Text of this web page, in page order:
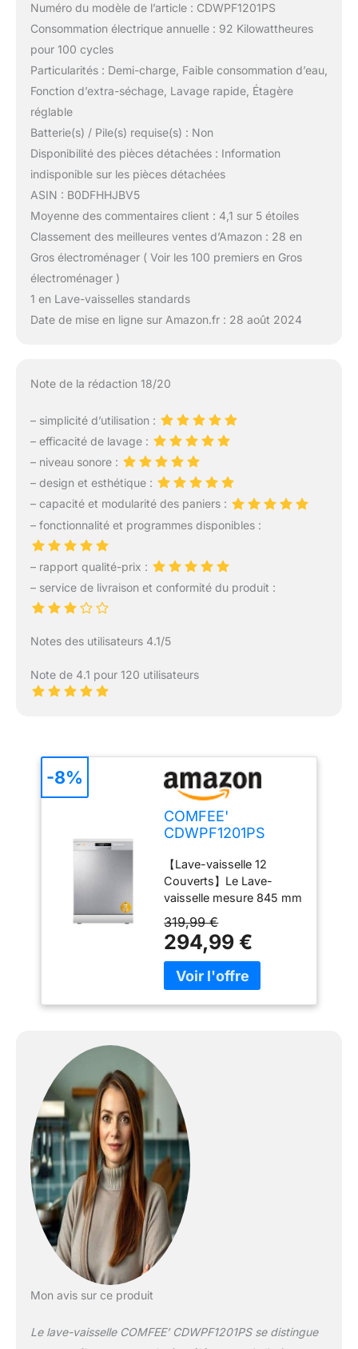
Numéro du modèle de l’article : CDWPF1201PS
Consommation électrique annuelle : 92 Kilowattheures
pour 100 cycles
Particularités : Demi-charge, Faible consommation d’eau,
Fonction d’extra-séchage, Lavage rapide, Étagère
réglable
Batterie(s) / Pile(s) requise(s) : Non
Disponibilité des pièces détachées : Information
indisponible sur les pièces détachées
ASIN : B0DFHHJBV5
Moyenne des commentaires client : 4,1 sur 5 étoiles
Classement des meilleures ventes d’Amazon : 28 en
Gros électroménager ( Voir les 100 premiers en Gros
électroménager )
1 en Lave-vaisselles standards
Date de mise en ligne sur Amazon.fr : 28 août 2024
Note de la rédaction 18/20
– simplicité d’utilisation :
– efficacité de lavage :
– niveau sonore :
– design et esthétique :
– capacité et modularité des paniers :
– fonctionnalité et programmes disponibles :
– rapport qualité-prix :
– service de livraison et conformité du produit :
Notes des utilisateurs 4.1/5
Note de 4.1 pour 120 utilisateurs
COMFEE'
CDWPF1201PS
Libre,12 Couverts,
60 cm
【Lave-vaisselle 12
Couverts】Le Lave-
vaisselle mesure 845 mm
de haut, 598 mm de long
et 600 mm de large,
offrant un grand espace
pour charger maximal de
vaisselles. Le panier à
300 mm de diamètre, si
nécessaire. 【Séchage
Intensif】La fonction de
séchage intensif offre un
séchage complet (sauf
pour les cycles Rapide et
Autonettoyant) sans qu'il
soit nécessaire d’utiliser
une serviette
supplémentaire.
【Lavage Rapide de 30
en 30 minutes si vous
319,99 €
294,99 €
-8%
Mon avis sur ce produit
Le lave-vaisselle COMFEE’ CDWPF1201PS se distingue